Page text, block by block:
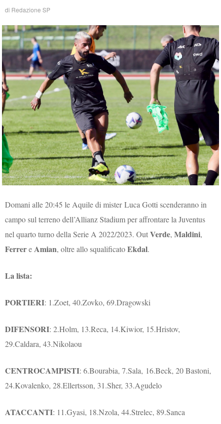
di Redazione SP
Domani alle 20:45 le Aquile di mister Luca Gotti scenderanno in
campo sul terreno dell’Allianz Stadium per affrontare la Juventus
nel quarto turno della Serie A 2022/2023. OutVerde,Maldini,
FerrereAmian, oltre allo squalificatoEkdal.
La lista:
PORTIERI: 1.Zoet, 40.Zovko, 69.Dragowski
DIFENSORI: 2.Holm, 13.Reca, 14.Kiwior, 15.Hristov,
29.Caldara, 43.Nikolaou
CENTROCAMPISTI: 6.Bourabia, 7.Sala, 16.Beck, 20 Bastoni,
24.Kovalenko, 28.Ellertsson, 31.Sher, 33.Agudelo
ATACCANTI: 11.Gyasi, 18.Nzola, 44.Strelec, 89.Sanca